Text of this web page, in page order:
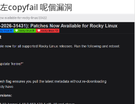
copyfail 呢個漏洞